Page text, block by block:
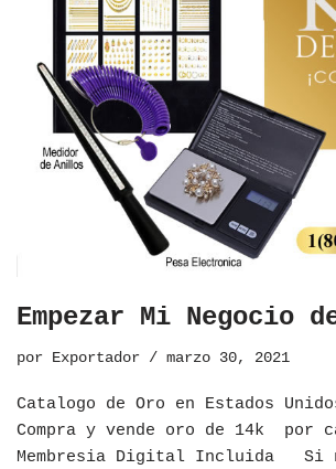
Empezar Mi Negocio
por Exportador marzo 30, 2021
Catalogo de Oro en Estados
Compra y vende oro de 14k por
Membresia Digital Incluida Si